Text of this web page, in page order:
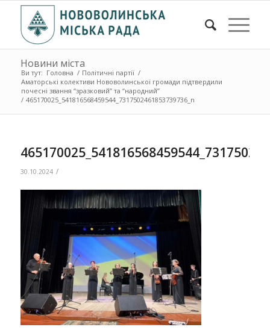
Новини міста
Ви тут: Головна / Політичні партії /
Аматорські колективи Нововолинської громади підтвердили
почесні звання “зразковий” та “народний”
/ 465170025_541816568459544_7317502461853739736_n
30.10.2024 /